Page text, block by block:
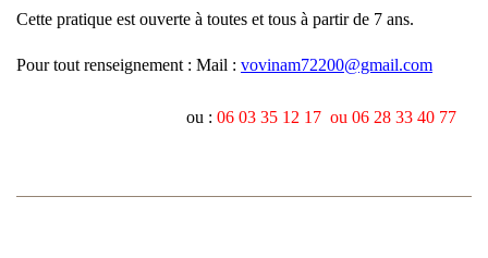
Cette pratique est ouverte à toutes et tous à partir de 7 ans.
Pour tout renseignement : Mail : vovinam72200@gmail.com
ou : 06 03 35 12 17 ou 06 28 33 40 77